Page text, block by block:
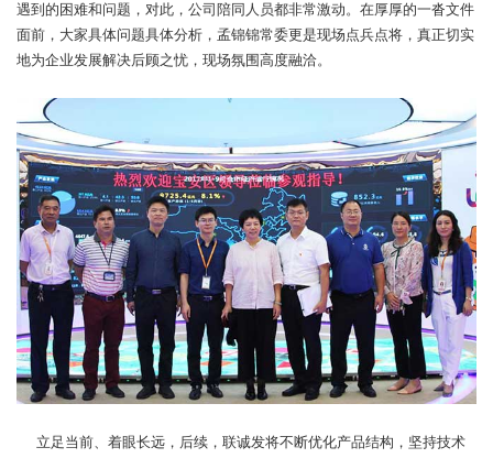
遇到的困难和问题，对此，公司陪同人员都非常激动。在厚厚的一沓文件
面前，大家具体问题具体分析，孟锦锦常委更是现场点兵点将，真正切实
地为企业发展解决后顾之忧，现场氛围高度融洽。
立足当前、着眼长远，后续，联诚发将不断优化产品结构，坚持技术